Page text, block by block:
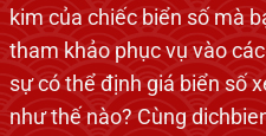
kim của chiếc biển số mà
tham khảo phục vụ vào
sự có thể định giá biển số
như thế nào? Cùng